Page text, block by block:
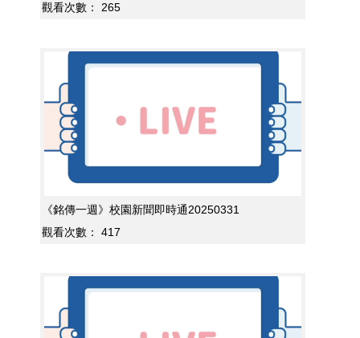
觀看次數：
265
《銘傳一週》校園新聞即時通20250331
觀看次數：
417